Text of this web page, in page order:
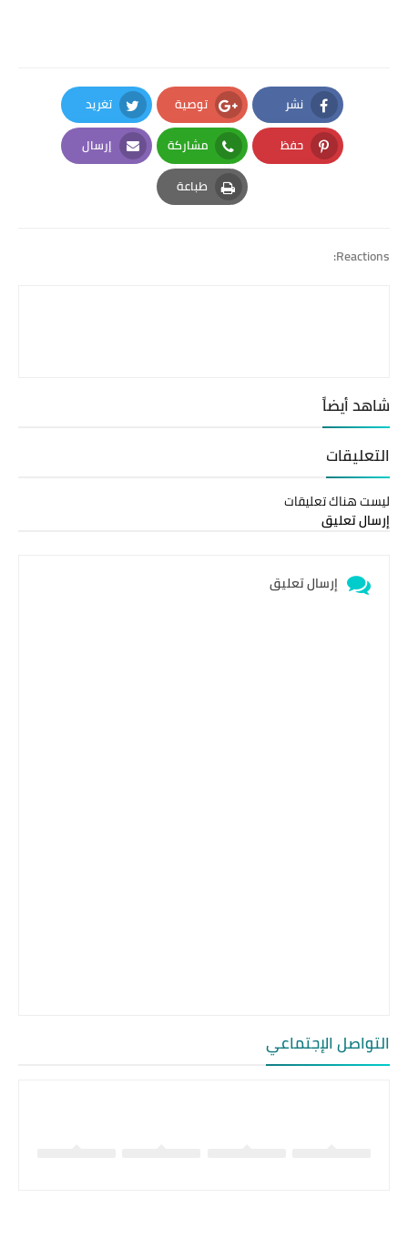
نشر
Facebook
توصية
Google Plus
تغريد
Twitter
حفظ
Pinterest
مشاركة
Whatsapp
إرسال
Email
طباعة
Print
Reactions:
شاهد أيضاً
التعليقات
ليست هناك تعليقات
إرسال تعليق
إرسال تعليق
التواصل الإجتماعي